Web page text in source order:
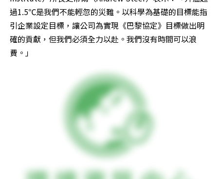
過1.5℃是我們不能輕忽的災難。以科學為基礎的目標能指
引企業設定目標，讓公司為實現《巴黎協定》目標做出明
確的貢獻，但我們必須全力以赴。我們沒有時間可以浪
費。」